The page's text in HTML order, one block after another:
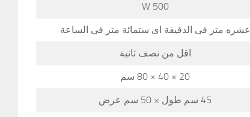
500 W
عشره متر فى الدقيقة اى ستمائة متر فى الساعة
اقل من نصف ثانية
20 × 40 × 80 سم
45 سم طول × 50 سم عرض